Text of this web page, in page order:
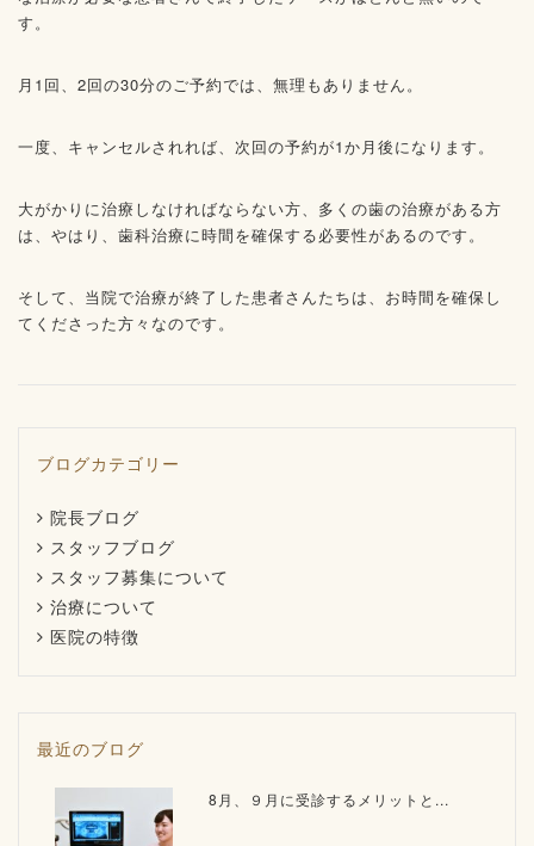
す。
月1回、2回の30分のご予約では、無理もありません。
一度、キャンセルされれば、次回の予約が1か月後になります。
大がかりに治療しなければならない方、多くの歯の治療がある方
は、やはり、歯科治療に時間を確保する必要性があるのです。
そして、当院で治療が終了した患者さんたちは、お時間を確保し
てくださった方々なのです。
ブログカテゴリー
院長ブログ
スタッフブログ
スタッフ募集について
治療について
医院の特徴
最近のブログ
8月、９月に受診するメリットと...